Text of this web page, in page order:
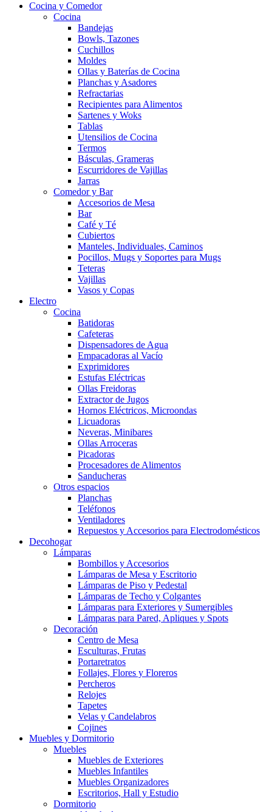
Cocina y Comedor
Cocina
Bandejas
Bowls, Tazones
Cuchillos
Moldes
Ollas y Baterías de Cocina
Planchas y Asadores
Refractarias
Recipientes para Alimentos
Sartenes y Woks
Tablas
Utensilios de Cocina
Termos
Básculas, Grameras
Escurridores de Vajillas
Jarras
Comedor y Bar
Accesorios de Mesa
Bar
Café y Té
Cubiertos
Manteles, Individuales, Caminos
Pocillos, Mugs y Soportes para Mugs
Teteras
Vajillas
Vasos y Copas
Electro
Cocina
Batidoras
Cafeteras
Dispensadores de Agua
Empacadoras al Vacío
Exprimidores
Estufas Eléctricas
Ollas Freidoras
Extractor de Jugos
Hornos Eléctricos, Microondas
Licuadoras
Neveras, Minibares
Ollas Arroceras
Picadoras
Procesadores de Alimentos
Sanducheras
Otros espacios
Planchas
Teléfonos
Ventiladores
Repuestos y Accesorios para Electrodomésticos
Decohogar
Lámparas
Bombillos y Accesorios
Lámparas de Mesa y Escritorio
Lámparas de Piso y Pedestal
Lámparas de Techo y Colgantes
Lámparas para Exteriores y Sumergibles
Lámparas para Pared, Apliques y Spots
Decoración
Centro de Mesa
Esculturas, Frutas
Portaretratos
Follajes, Flores y Floreros
Percheros
Relojes
Tapetes
Velas y Candelabros
Cojines
Muebles y Dormitorio
Muebles
Muebles de Exteriores
Muebles Infantiles
Muebles Organizadores
Escritorios, Hall y Estudio
Dormitorio